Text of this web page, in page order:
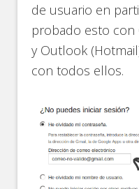
de usuario en
probado esto con
y Outlook
con todos ellos.